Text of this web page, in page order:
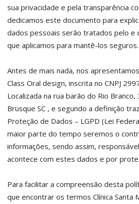
sua privacidade e pela transparência
dedicamos este documento para
dados pessoais serão tratados pelo e
que aplicamos para mantê-los seguros.
Antes de mais nada, nos
Class Oral design, inscrita no CNPJ
Localizada na rua barão do Rio
Brusque SC , e segundo a definição
Proteção de Dados – LGPD (Lei
maior parte do tempo seremos o
informações, sendo assim,
acontece com estes dados e por
Para facilitar a compreensão desta
que encontrar os termos Clínica Santa